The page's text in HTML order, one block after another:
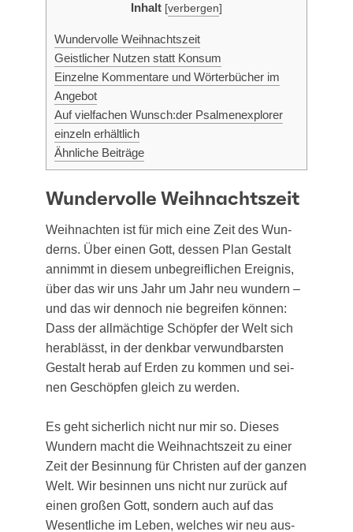
Inhalt [verbergen]
Wun­der­vol­le Weihnachtszeit
Geist­li­cher Nut­zen statt Konsum
Ein­zel­ne Kom­men­ta­re und Wör­ter­bü­cher im
Angebot
Auf viel­fa­chen Wunsch:der Psal­men­ex­plo­rer
ein­zeln erhältlich
Ähn­li­che Beiträge
Wundervolle Weihnachtszeit
Weih­nach­ten ist für mich eine Zeit des Wun­
derns. Über einen Gott, des­sen Plan Gestalt
annimmt in die­sem unbe­greif­li­chen Ereig­nis,
über das wir uns Jahr um Jahr neu wun­dern –
und das wir den­noch nie begrei­fen kön­nen:
Dass der all­mäch­ti­ge Schöp­fer der Welt sich
her­ab­lässt, in der denk­bar ver­wund­bars­ten
Gestalt her­ab auf Erden zu kom­men und sei­
nen Geschöp­fen gleich zu wer­den.
Es geht sicher­lich nicht nur mir so. Die­ses
Wun­dern macht die Weih­nachts­zeit zu einer
Zeit der Besin­nung für Chris­ten auf der gan­zen
Welt. Wir besin­nen uns nicht nur zurück auf
einen gro­ßen Gott, son­dern auch auf das
Wesent­li­che im Leben, wel­ches wir neu aus­